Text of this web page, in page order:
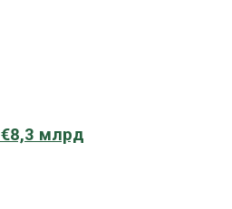
€8,3 млрд